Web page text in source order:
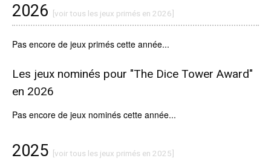
2026 [voir tous les jeux primés en 2026]
Pas encore de jeux primés cette année...
Les jeux nominés pour "The Dice Tower Award"
en 2026
Pas encore de jeux nominés cette année...
2025 [voir tous les jeux primés en 2025]